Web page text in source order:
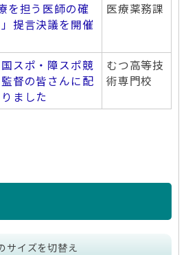
を担う医師の確
提言決議を開催
医療薬務課
スポ・障スポ競
督の皆さんに配
ました
むつ高等技
術専門校
サイズを切替え